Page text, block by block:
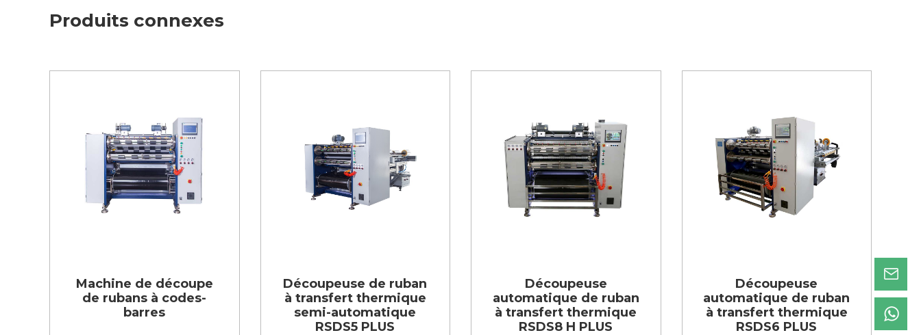
Produits connexes
Machine de découpe
de rubans à codes-
barres
Découpeuse de ruban
à transfert thermique
semi-automatique
RSDS5 PLUS
Découpeuse
automatique de ruban
à transfert thermique
RSDS8 H PLUS
Découpeuse
automatique de ruban
à transfert thermique
RSDS6 PLUS